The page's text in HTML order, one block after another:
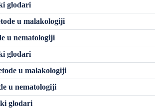
glodari
u malakologiji
u nematologiji
glodari
u malakologiji
u nematologiji
glodari